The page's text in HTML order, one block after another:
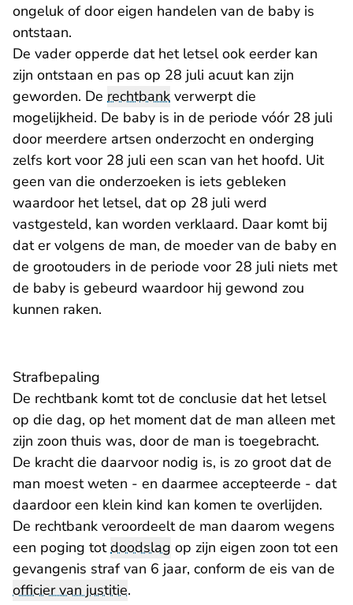
ongeluk of door eigen handelen van de baby is
ontstaan.
De vader opperde dat het letsel ook eerder kan
zijn ontstaan en pas op 28 juli acuut kan zijn
geworden. De rechtbank verwerpt die
mogelijkheid. De baby is in de periode vóór 28 juli
door meerdere artsen onderzocht en onderging
zelfs kort voor 28 juli een scan van het hoofd. Uit
geen van die onderzoeken is iets gebleken
waardoor het letsel, dat op 28 juli werd
vastgesteld, kan worden verklaard. Daar komt bij
dat er volgens de man, de moeder van de baby en
de grootouders in de periode voor 28 juli niets met
de baby is gebeurd waardoor hij gewond zou
kunnen raken.
Strafbepaling
De rechtbank komt tot de conclusie dat het letsel
op die dag, op het moment dat de man alleen met
zijn zoon thuis was, door de man is toegebracht.
De kracht die daarvoor nodig is, is zo groot dat de
man moest weten - en daarmee accepteerde - dat
daardoor een klein kind kan komen te overlijden.
De rechtbank veroordeelt de man daarom wegens
een poging totdoodslag op zijn eigen zoon tot een
gevangenis straf van 6 jaar, conform de eis van de
officier van justitie.